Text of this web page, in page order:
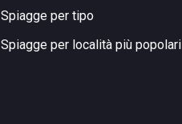
Spiagge per tipo
Spiagge per località più popolari